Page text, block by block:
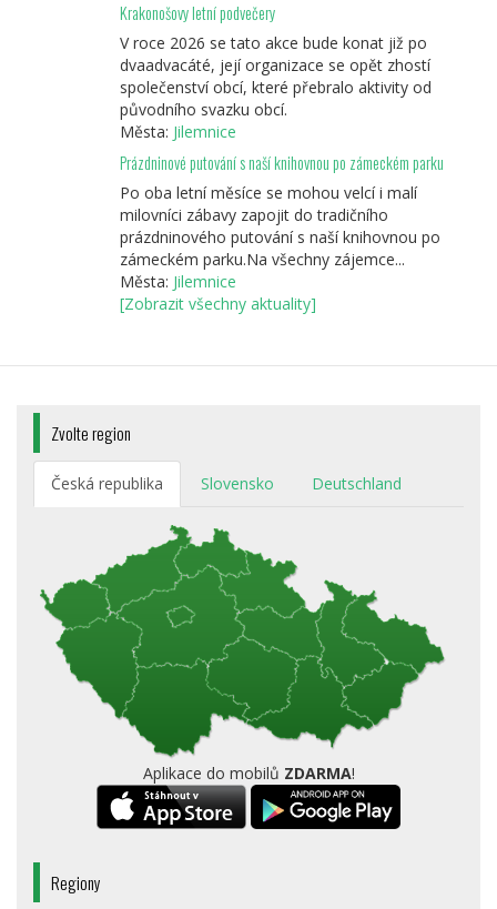
Krakonošovy letní podvečery
V roce 2026 se tato akce bude konat již po
dvaadvacáté, její organizace se opět zhostí
společenství obcí, které přebralo aktivity od
původního svazku obcí.
Města: Jilemnice
Prázdninové putování s naší knihovnou po zámeckém parku
Po oba letní měsíce se mohou velcí i malí
milovníci zábavy zapojit do tradičního
prázdninového putování s naší knihovnou po
zámeckém parku.Na všechny zájemce...
Města: Jilemnice
[Zobrazit všechny aktuality]
Zvolte region
Česká republika Slovensko Deutschland
Aplikace do mobilů ZDARMA!
Regiony